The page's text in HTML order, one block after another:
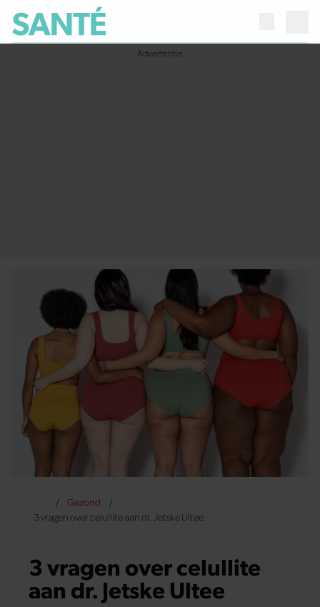
Gezond
3 vragen over celullite aan dr. Jetske Ultee
3 vragen over celullite
aan dr. Jetske Ultee